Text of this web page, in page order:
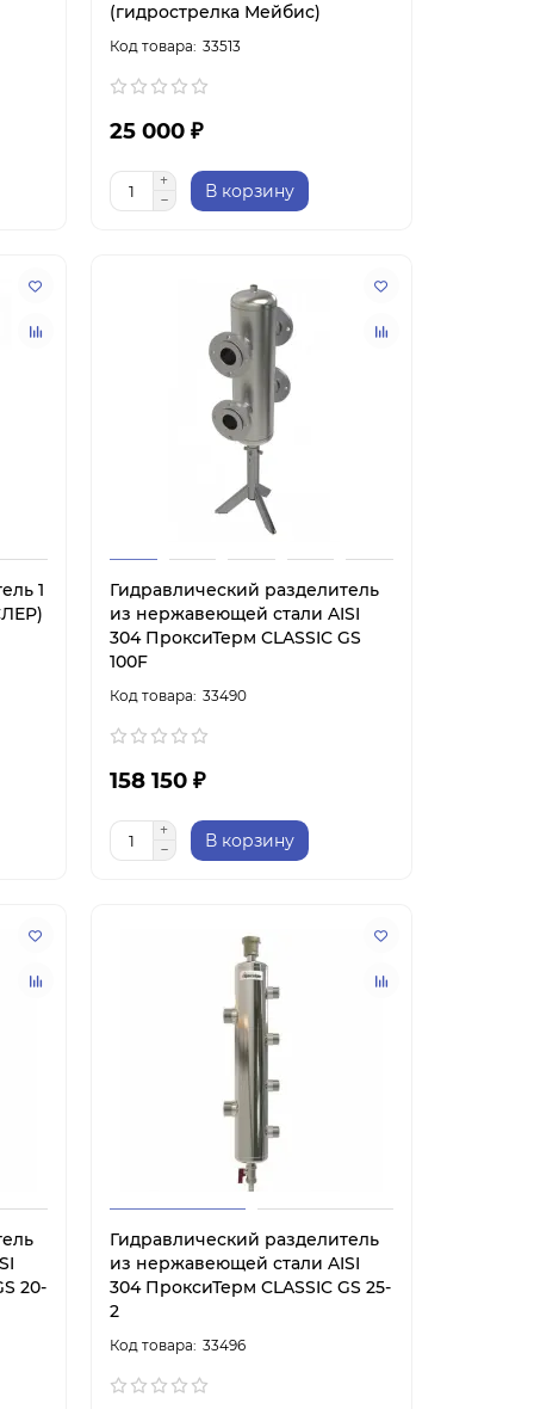
(гидрострелка Мейбис)
33513
25 000 ₽
В корзину
1
Гидравлический разделитель
из нержавеющей стали AISI
304 ПроксиТерм CLASSIC GS
100F
33490
158 150 ₽
В корзину
20-
Гидравлический разделитель
из нержавеющей стали AISI
304 ПроксиТерм CLASSIC GS 25-
2
33496